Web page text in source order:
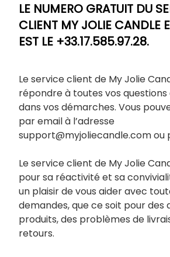
LE NUMERO GRATUIT DU
CLIENT MY JOLIE
EST LE +33.17.585.97.28.
Le service client de My Jolie
répondre à toutes vos
dans vos démarches. Vous
par email à l’adresse
support@myjoliecandle.com ou
Le service client de My Jolie
pour sa réactivité et sa
un plaisir de vous aider avec
demandes, que ce soit pour des
produits, des problèmes de
retours.